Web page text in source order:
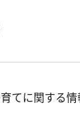
てに関する